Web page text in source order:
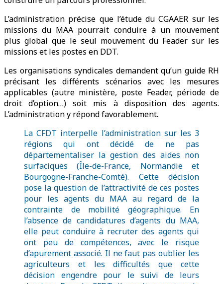
L’administration précise que l’étude du CGAAER sur les
missions du MAA pourrait conduire à un mouvement
plus global que le seul mouvement du Feader sur les
missions et les postes en DDT.
Les organisations syndicales demandent qu’un guide RH
précisant les différents scénarios avec les mesures
applicables (autre ministère, poste Feader, période de
droit d’option…) soit mis à disposition des agents.
L’administration y répond favorablement.
La CFDT interpelle l’administration sur les 3
régions qui ont décidé de ne pas
départementaliser la gestion des aides non
surfaciques (Île-de-France, Normandie et
Bourgogne-Franche-Comté). Cette décision
pose la question de l’attractivité de ces postes
pour les agents du MAA au regard de la
contrainte de mobilité géographique. En
l’absence de candidatures d’agents du MAA,
elle peut conduire à recruter des agents qui
ont peu de compétences, avec le risque
d’apurement associé. Il ne faut pas oublier les
agriculteurs et les difficultés que cette
décision engendre pour le suivi de leurs